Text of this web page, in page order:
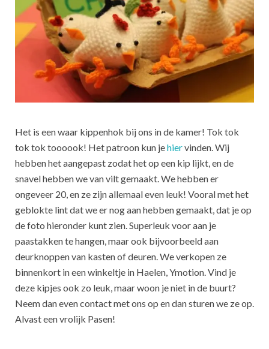
Het is een waar kippenhok bij ons in de kamer! Tok tok
tok tok toooook! Het patroon kun jehiervinden. Wij
hebben het aangepast zodat het op een kip lijkt, en de
snavel hebben we van vilt gemaakt. We hebben er
ongeveer 20, en ze zijn allemaal even leuk! Vooral met het
geblokte lint dat we er nog aan hebben gemaakt, dat je op
de foto hieronder kunt zien. Superleuk voor aan je
paastakken te hangen, maar ook bijvoorbeeld aan
deurknoppen van kasten of deuren. We verkopen ze
binnenkort in een winkeltje in Haelen, Ymotion. Vind je
deze kipjes ook zo leuk, maar woon je niet in de buurt?
Neem dan even contact met ons op en dan sturen we ze op.
Alvast een vrolijk Pasen!